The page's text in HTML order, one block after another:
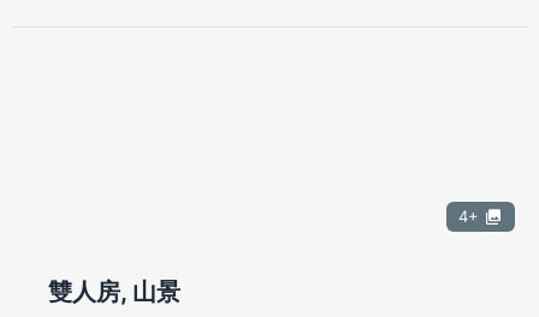
4+
雙人房, 山景